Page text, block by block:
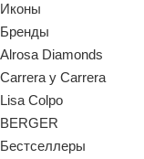
Иконы
Бренды
Alrosa Diamonds
Carrera y Carrera
Lisa Colpo
BERGER
Бестселлеры